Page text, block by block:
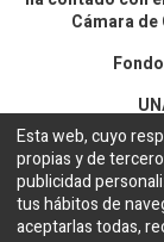
Cámara
Esta web, cuyo
propias y de
publicidad
tus hábitos de
aceptarlas todas,